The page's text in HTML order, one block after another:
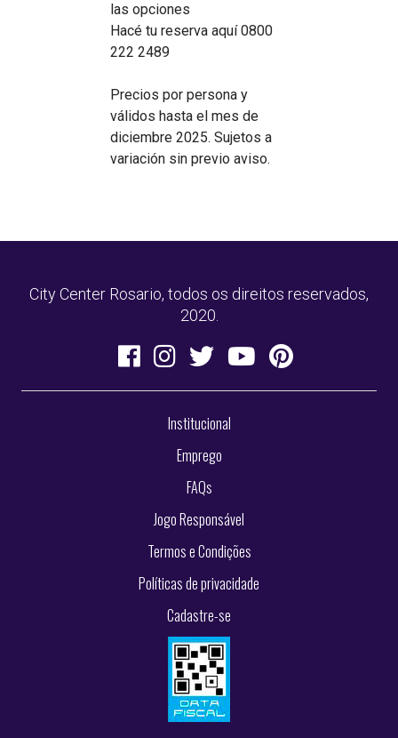
las opciones
Hacé tu reserva aquí 0800
222 2489
Precios por persona y
válidos hasta el mes de
diciembre 2025. Sujetos a
variación sin previo aviso.
City Center Rosario, todos os direitos reservados,
2020.
Institucional
Emprego
FAQs
Jogo Responsável
Termos e Condições
Políticas de privacidade
Cadastre-se